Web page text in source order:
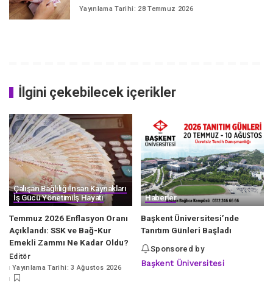
Yayınlama Tarihi: 28 Temmuz 2026
İlgini çekebilecek içerikler
Çalışan Bağlılığıİnsan Kaynakları
İş Gücü Yönetimiİş Hayatı
Temmuz 2026 Enflasyon Oranı
Açıklandı: SSK ve Bağ-Kur
Emekli Zammı Ne Kadar Oldu?
Posted
by
Editör
Yayınlama Tarihi: 3 Ağustos 2026
Haberler
Başkent Üniversitesi’nde
Tanıtım Günleri Başladı
Sponsored by
Başkent Üniversitesi